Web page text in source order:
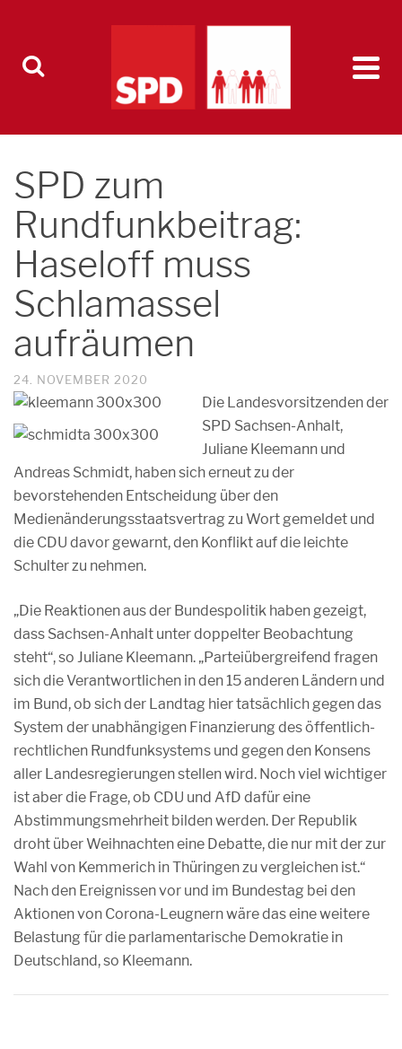
SPD zum
Rundfunkbeitrag:
Haseloff muss
Schlamassel
aufräumen
24. NOVEMBER 2020
Die Landesvorsitzenden der
SPD Sachsen-Anhalt,
Juliane Kleemann und
Andreas Schmidt, haben sich erneut zu der
bevorstehenden Entscheidung über den
Medienänderungsstaatsvertrag zu Wort gemeldet und
die CDU davor gewarnt, den Konflikt auf die leichte
Schulter zu nehmen.
„Die Reaktionen aus der Bundespolitik haben gezeigt,
dass Sachsen-Anhalt unter doppelter Beobachtung
steht“, so Juliane Kleemann. „Parteiübergreifend fragen
sich die Verantwortlichen in den 15 anderen Ländern und
im Bund, ob sich der Landtag hier tatsächlich gegen das
System der unabhängigen Finanzierung des öffentlich-
rechtlichen Rundfunksystems und gegen den Konsens
aller Landesregierungen stellen wird. Noch viel wichtiger
ist aber die Frage, ob CDU und AfD dafür eine
Abstimmungsmehrheit bilden werden. Der Republik
droht über Weihnachten eine Debatte, die nur mit der zur
Wahl von Kemmerich in Thüringen zu vergleichen ist.“
Nach den Ereignissen vor und im Bundestag bei den
Aktionen von Corona-Leugnern wäre das eine weitere
Belastung für die parlamentarische Demokratie in
Deutschland, so Kleemann.